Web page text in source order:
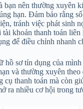
bạn nên thường xuyên
hạn. Đảm bảo rằng
tránh việc phát sinh
tài khoản thanh toán
để điều chỉnh nhanh
hồ sơ tín dụng của
và thường xuyên
cụ thanh toán mà còn
ra nhiều cơ hội trong